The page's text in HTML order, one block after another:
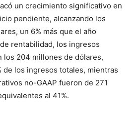
un crecimiento significativo en
pendiente, alcanzando los
un 6% más que el año
rentabilidad, los ingresos
los 204 millones de dólares,
de los ingresos totales, mientras
no-GAAP fueron de 271
al 41%.